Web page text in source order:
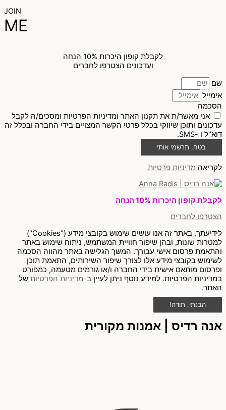
JOIN
ME
לקבלת קופון היכרות 10% הנחה
ועדכונים הצטרפו לחברים
שם
אימייל
הסכמה
אני מאשר/ת את תקנון האתר ומדיניות הפרטיות ומסכים/ה לקבל
עדכונים ותוכן שיווקי בכלל פרטי הקשר המצויים בידי החברה ובכלל זה
דוא"ל ו -SMS.
בטח, תרשמי אותי
לקריאה מדיניות פרטיות
לקבלת קופון היכרות 10% הנחה
הצטרפו לחברים
לידיעתך, באתר זה אנו עושים שימוש בקובצי מידע ("Cookies")
למטרות שונות, ובהן שיפור חוויית המשתמש, ניתוח שימוש באתר
והתאמת פרסום אישי עבורך. המשך הגלישה באתר מהווה הסכמה
לשימוש בקובצי מידע אלו לצורך שיפור השירותים, התאמת תוכן
ופרסום מותאם אישית בידי החברה ו/או גורמים מטעמה, כמפורט
במדיניות הפרטיות. למידע נוסף ניתן לעיין ב-מדיניות הפרטיות של
האתר.
הבנתי, תודה!
אנה רדיס | אמנות מקורית